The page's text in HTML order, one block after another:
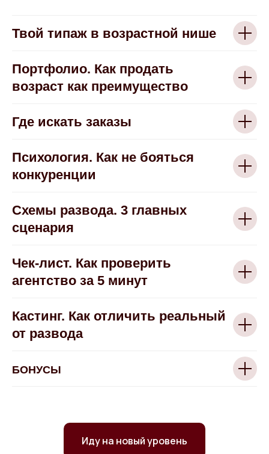
Твой типаж в возрастной нише
Портфолио. Как продать
возраст как преимущество
Где искать заказы
Психология. Как не бояться
конкуренции
Схемы развода. 3 главных
сценария
Чек-лист. Как проверить
агентство за 5 минут
Кастинг. Как отличить реальный
от развода
БОНУСЫ
Иду на новый уровень